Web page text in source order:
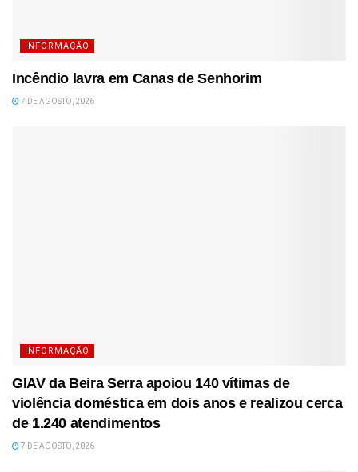
INFORMAÇÃO
Incêndio lavra em Canas de Senhorim
7 DE AGOSTO, 2026
INFORMAÇÃO
GIAV da Beira Serra apoiou 140 vítimas de
violência doméstica em dois anos e realizou cerca
de 1.240 atendimentos
7 DE AGOSTO, 2026